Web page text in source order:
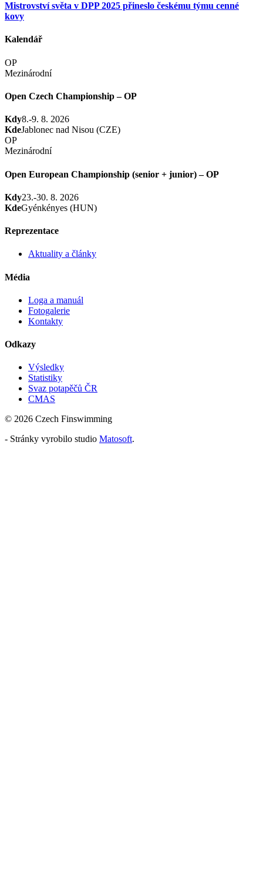
Mistrovství světa v DPP 2025 přineslo českému týmu cenné
kovy
Kalendář
OP
Mezinárodní
Open Czech Championship – OP
Kdy8.-9. 8. 2026
KdeJablonec nad Nisou (CZE)
OP
Mezinárodní
Open European Championship (senior + junior) – OP
Kdy23.-30. 8. 2026
KdeGyénkényes (HUN)
Reprezentace
Aktuality a články
Média
Loga a manuál
Fotogalerie
Kontakty
Odkazy
Výsledky
Statistiky
Svaz potapěčů ČR
CMAS
© 2026 Czech Finswimming
- Stránky vyrobilo studio Matosoft.